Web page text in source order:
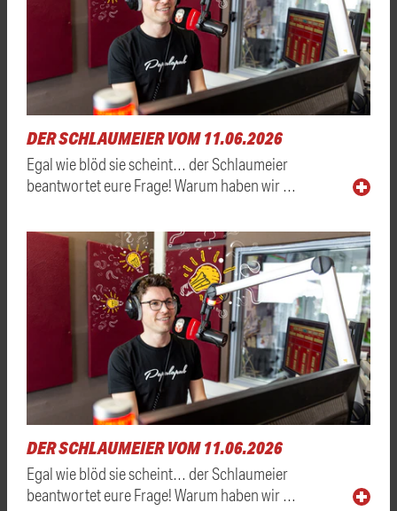
DER SCHLAUMEIER VOM 11.06.2026
Egal wie blöd sie scheint… der Schlaumeier
beantwortet eure Frage! Warum haben wir …
DER SCHLAUMEIER VOM 11.06.2026
Egal wie blöd sie scheint… der Schlaumeier
beantwortet eure Frage! Warum haben wir …